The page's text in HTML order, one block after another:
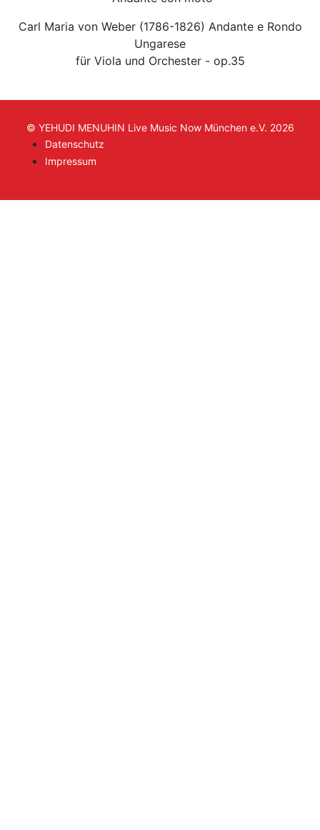
Carl Maria von Weber (1786-1826) Andante e Rondo
Ungarese
für Viola und Orchester - op.35
© YEHUDI MENUHIN Live Music Now München e.V. 2026
Datenschutz
Impressum